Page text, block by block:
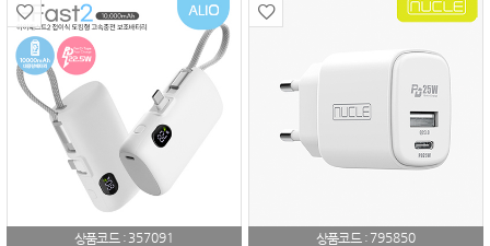
상품코드 : 357091
상품코드 : 795850